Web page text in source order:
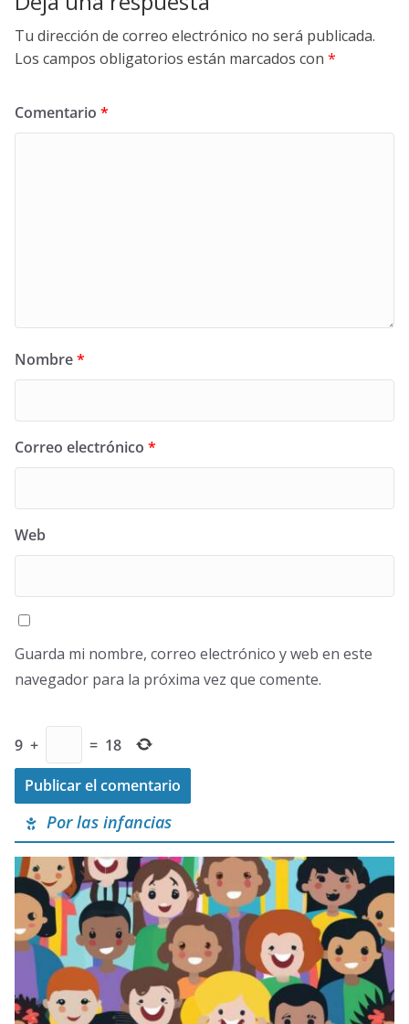
Tu dirección de correo electrónico no será publicada.
Los campos obligatorios están marcados con *
Comentario *
Nombre*
Correo electrónico *
Web
Guarda mi nombre, correo electrónico y web en este
navegador para la próxima vez que comente.
9 + = 18
Por las infancias